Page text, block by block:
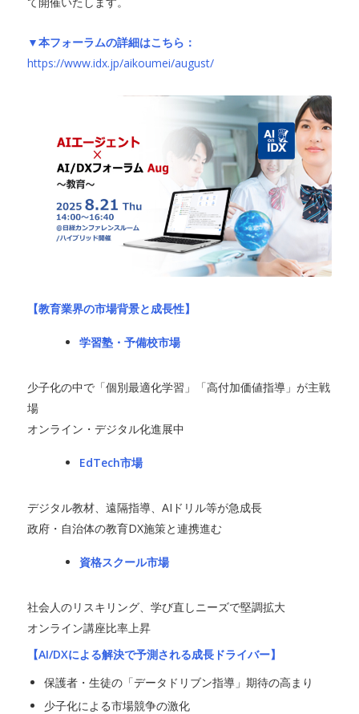
▼本フォーラムの詳細はこちら：
https://www.idx.jp/aikoumei/august/
【教育業界の市場背景と成長性】
学習塾・予備校市場
少子化の中で「個別最適化学習」「高付加価値指導」が主戦
場
オンライン・デジタル化進展中
EdTech市場
デジタル教材、遠隔指導、AIドリル等が急成長
政府・自治体の教育DX施策と連携進む
資格スクール市場
社会人のリスキリング、学び直しニーズで堅調拡大
オンライン講座比率上昇
【AI/DXによる解決で予測される成長ドライバー】
保護者・生徒の「データドリブン指導」期待の高まり
少子化による市場競争の激化